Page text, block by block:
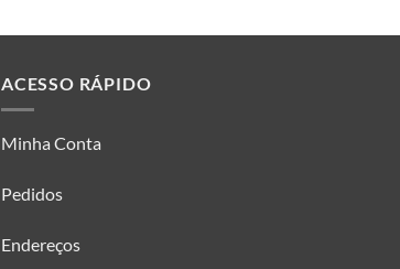
ACESSO RÁPIDO
Minha Conta
Pedidos
Endereços